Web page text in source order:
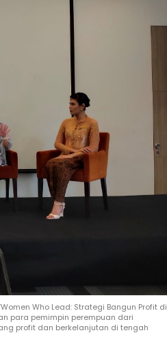
Who Lead: Strategi Bangun Profit di
para pemimpin perempuan dari
profit dan berkelanjutan di tengah